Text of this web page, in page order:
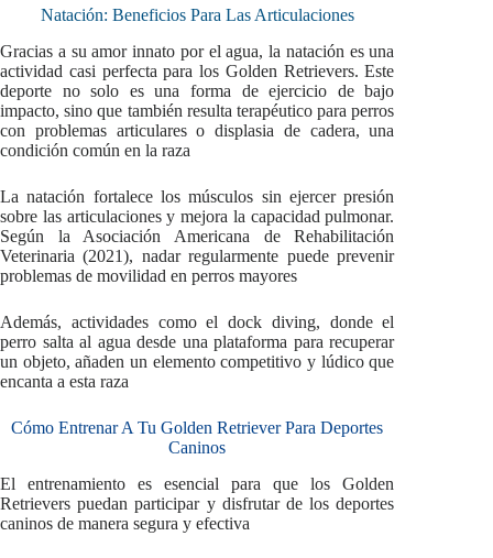
Natación: Beneficios Para Las Articulaciones
Gracias a su amor innato por el agua, la natación es una
actividad casi perfecta para los Golden Retrievers. Este
deporte no solo es una forma de ejercicio de bajo
impacto, sino que también resulta terapéutico para perros
con problemas articulares o displasia de cadera, una
condición común en la raza
La natación fortalece los músculos sin ejercer presión
sobre las articulaciones y mejora la capacidad pulmonar.
Según la Asociación Americana de Rehabilitación
Veterinaria (2021), nadar regularmente puede prevenir
problemas de movilidad en perros mayores
Además, actividades como el dock diving, donde el
perro salta al agua desde una plataforma para recuperar
un objeto, añaden un elemento competitivo y lúdico que
encanta a esta raza
Cómo Entrenar A Tu Golden Retriever Para Deportes
Caninos
El entrenamiento es esencial para que los Golden
Retrievers puedan participar y disfrutar de los deportes
caninos de manera segura y efectiva